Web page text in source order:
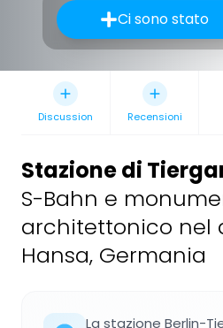
Ci sono stato
Discussion Recensioni
Stazione di
S-Bahn e
architettonico nel
Hansa, Germania
La stazione Berlin-